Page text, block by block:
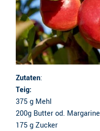
Zutaten:
Teig:
375 g Mehl
200g Butter od. Margarine
175 g Zucker